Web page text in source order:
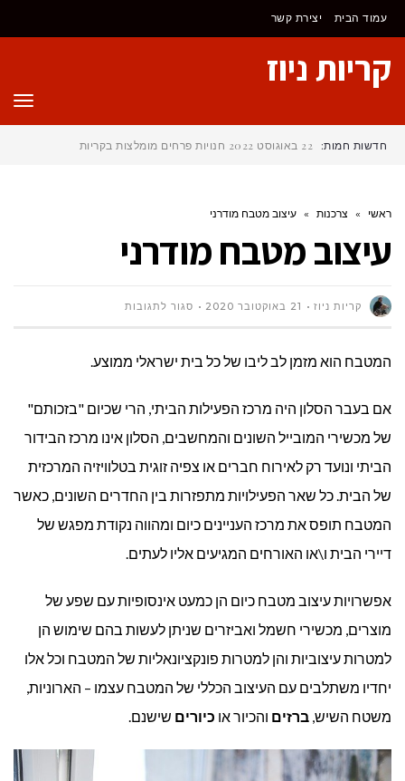
עמוד הבית יצירת קשר
קריות ניוז
חדשות חמות: 22 באוגוסט 2022 חנויות פרחים מומלצות בקריות
ראשי » צרכנות » עיצוב מטבח מודרני
עיצוב מטבח מודרני
קריות ניוז 21 באוקטובר 2020 סגור לתגובותעל
המטבח הוא מזמן לב ליבו של כל בית ישראלי ממוצע.
אם בעבר הסלון היה מרכז הפעילות הביתי, הרי שכיום "בזכותם"
של מכשירי המובייל השונים והמחשבים, הסלון אינו מרכז הבידור
הביתי ונועד רק לאירוח חברים או צפיה זוגית בטלוויזיה המרכזית
של הבית. כל שאר הפעילויות מתפזרות בין החדרים השונים, כאשר
המטבח תופס את מרכז העניינים כיום ומהווה נקודת מפגש של
דיירי הבית ו\או האורחים המגיעים אליו לעתים.
אפשרויות עיצוב מטבח כיום הן כמעט אינסופיות עם שפע של
מוצרים, מכשירי חשמל ואביזרים שניתן לעשות בהם שימוש הן
למטרות עיצוביות והן למטרות פונקציונאליות של המטבח וכל אלו
יחדיו משתלבים עם העיצוב הכללי של המטבח עצמו – הארוניות,
משטח השיש, ברזים והכיור או כיורים שישנם.